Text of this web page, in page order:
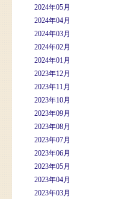
2024年05月
2024年04月
2024年03月
2024年02月
2024年01月
2023年12月
2023年11月
2023年10月
2023年09月
2023年08月
2023年07月
2023年06月
2023年05月
2023年04月
2023年03月